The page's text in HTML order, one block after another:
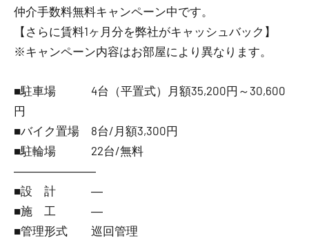
仲介手数料無料キャンペーン中です。
【さらに賃料1ヶ月分を弊社がキャッシュバック】
※キャンペーン内容はお部屋により異なります。
■駐車場 4台（平置式）月額35,200円～30,600
円
■バイク置場 8台/月額3,300円
■駐輪場 22台/無料
―――――――
■設 計 ―
■施 工 ―
■管理形式 巡回管理